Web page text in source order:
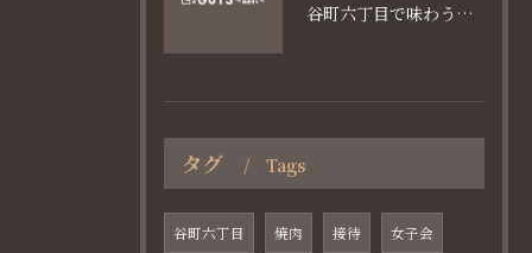
谷町六丁目で味わう家族と焼肉の魅力
タグ Tags
谷町六丁目 焼肉 接待 女子会